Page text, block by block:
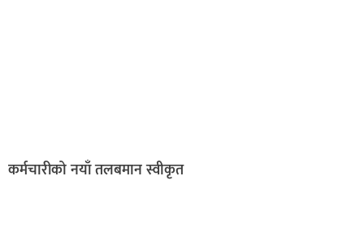
कर्मचारीको नयाँ तलबमान स्वीकृत